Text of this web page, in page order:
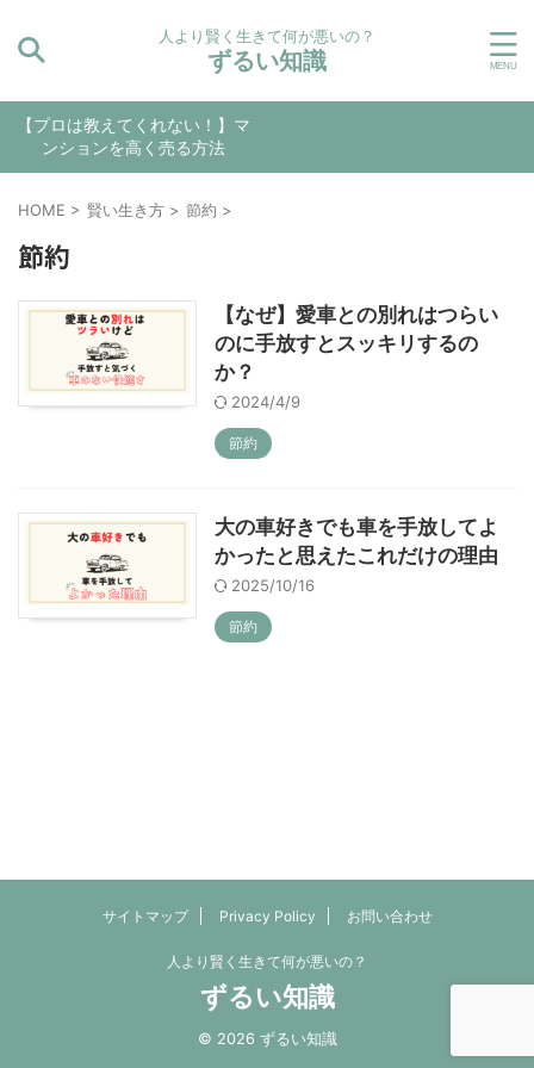
人より賢く生きて何が悪いの？
ずるい知識
【プロは教えてくれない！】マ
ンションを高く売る方法
HOME > 賢い生き方 > 節約 >
節約
【なぜ】愛車との別れはつらい
のに手放すとスッキリするの
か？
2024/4/9
節約
大の車好きでも車を手放してよ
かったと思えたこれだけの理由
2025/10/16
節約
サイトマップ Privacy Policy お問い合わせ
人より賢く生きて何が悪いの？
ずるい知識
© 2026 ずるい知識